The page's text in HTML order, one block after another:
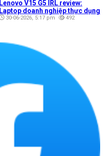
Lenovo V15 G5 IRL review:
Laptop doanh nghiệp thực dụng
30-06-2026, 5:17 pm 492